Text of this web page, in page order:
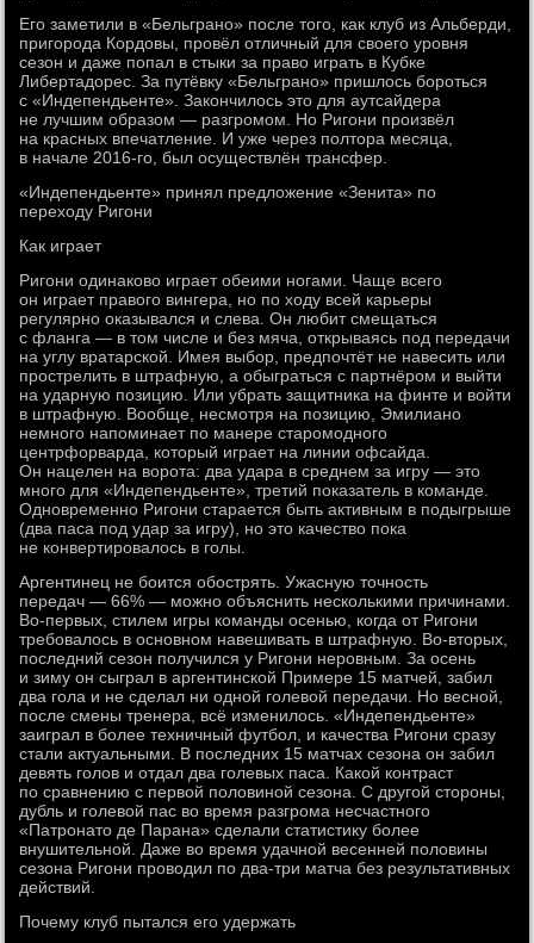
Его заметили в «Бельграно» после того, как клуб из Альберди,
пригорода Кордовы, провёл отличный для своего уровня
сезон и даже попал в стыки за право играть в Кубке
Либертадорес. За путёвку «Бельграно» пришлось бороться
с «Индепендьенте». Закончилось это для аутсайдера
не лучшим образом — разгромом. Но Ригони произвёл
на красных впечатление. И уже через полтора месяца,
в начале 2016-го, был осуществлён трансфер.
«Индепендьенте» принял предложение «Зенита» по
переходу Ригони
Как играет
Ригони одинаково играет обеими ногами. Чаще всего
он играет правого вингера, но по ходу всей карьеры
регулярно оказывался и слева. Он любит смещаться
с фланга — в том числе и без мяча, открываясь под передачи
на углу вратарской. Имея выбор, предпочтёт не навесить или
прострелить в штрафную, а обыграться с партнёром и выйти
на ударную позицию. Или убрать защитника на финте и войти
в штрафную. Вообще, несмотря на позицию, Эмилиано
немного напоминает по манере старомодного
центрфорварда, который играет на линии офсайда.
Он нацелен на ворота: два удара в среднем за игру — это
много для «Индепендьенте», третий показатель в команде.
Одновременно Ригони старается быть активным в подыгрыше
(два паса под удар за игру), но это качество пока
не конвертировалось в голы.
Аргентинец не боится обострять. Ужасную точность
передач — 66% — можно объяснить несколькими причинами.
Во-первых, стилем игры команды осенью, когда от Ригони
требовалось в основном навешивать в штрафную. Во-вторых,
последний сезон получился у Ригони неровным. За осень
и зиму он сыграл в аргентинской Примере 15 матчей, забил
два гола и не сделал ни одной голевой передачи. Но весной,
после смены тренера, всё изменилось. «Индепендьенте»
заиграл в более техничный футбол, и качества Ригони сразу
стали актуальными. В последних 15 матчах сезона он забил
девять голов и отдал два голевых паса. Какой контраст
по сравнению с первой половиной сезона. С другой стороны,
дубль и голевой пас во время разгрома несчастного
«Патронато де Парана» сделали статистику более
внушительной. Даже во время удачной весенней половины
сезона Ригони проводил по два-три матча без результативных
действий.
Почему клуб пытался его удержать